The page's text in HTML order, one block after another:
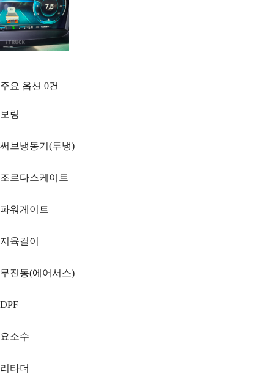
주요 옵션 0건
보링
써브냉동기(투냉)
조르다스케이트
파워게이트
지육걸이
무진동(에어서스)
DPF
요소수
리타더